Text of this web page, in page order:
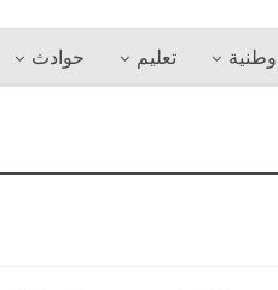
وطنية تعليم حوادث